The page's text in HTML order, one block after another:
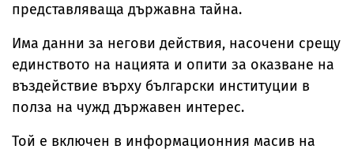
представляваща държавна тайна.
Има данни за негови действия, насочени срещу
единството на нацията и опити за оказване на
въздействие върху български институции в
полза на чужд държавен интерес.
Той е включен в информационния масив на